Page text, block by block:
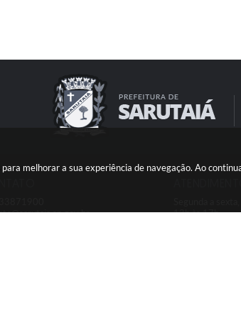
melhorar a sua experiência de navegação. Ao
13h às 17h